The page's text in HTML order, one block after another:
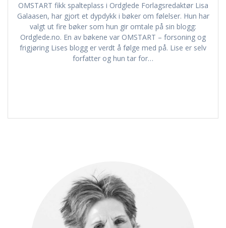
OMSTART fikk spalteplass i Ordglede Forlagsredaktør Lisa
Galaasen, har gjort et dypdykk i bøker om følelser. Hun har
valgt ut fire bøker som hun gir omtale på sin blogg:
Ordglede.no. En av bøkene var OMSTART – forsoning og
frigjøring Lises blogg er verdt å følge med på. Lise er selv
forfatter og hun tar for…